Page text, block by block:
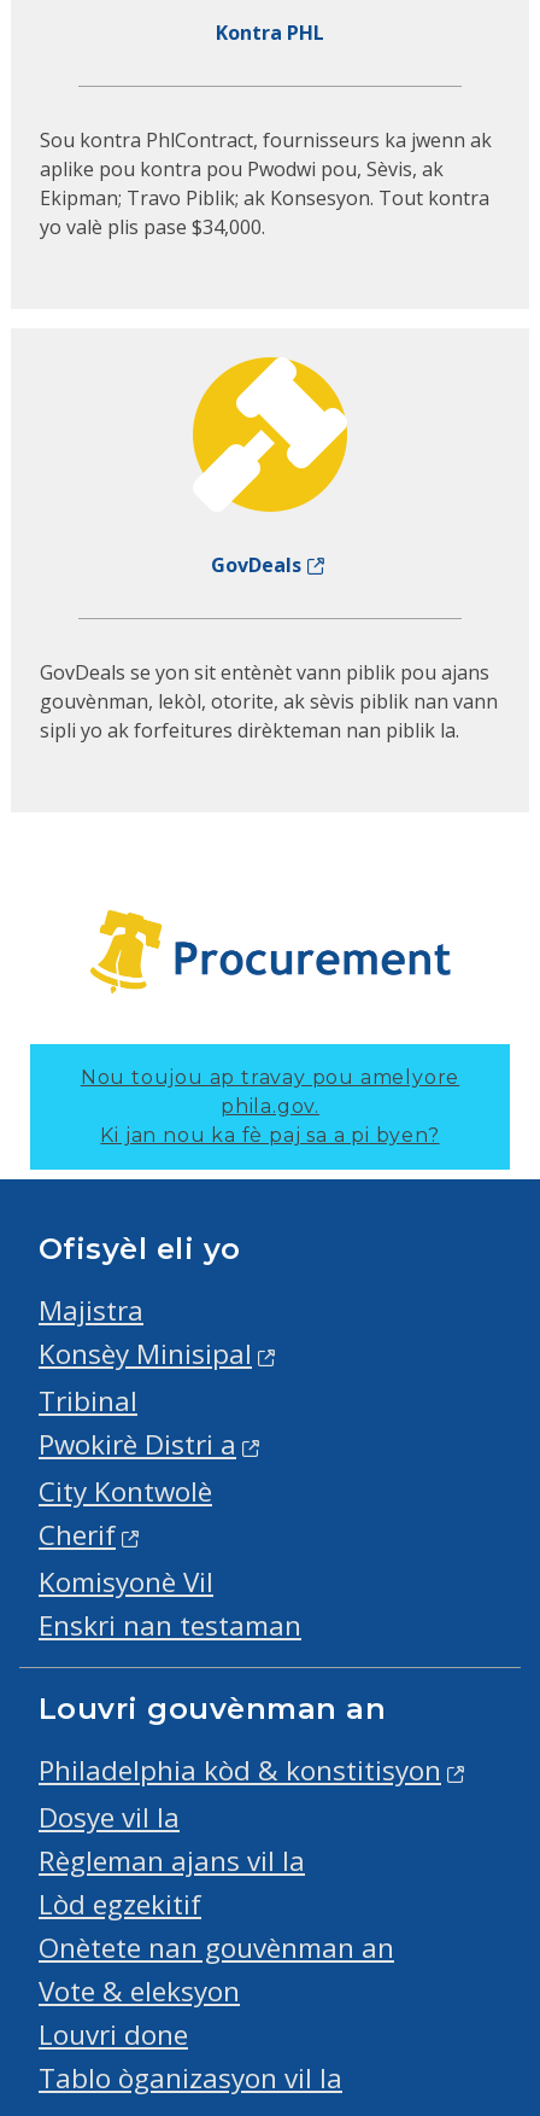
Kontra PHL
Sou kontra PhlContract, fournisseurs ka jwenn ak
aplike pou kontra pou Pwodwi pou, Sèvis, ak
Ekipman; Travo Piblik; ak Konsesyon. Tout kontra
yo valè plis pase $34,000.
GovDeals
GovDeals se yon sit entènèt vann piblik pou ajans
gouvènman, lekòl, otorite, ak sèvis piblik nan vann
sipli yo ak forfeitures dirèkteman nan piblik la.
Nou toujou ap travay pou amelyore
phila.gov.
Ki jan nou ka fè paj sa a pi byen?
Ofisyèl eli yo
Majistra
Konsèy Minisipal
Tribinal
Pwokirè Distri a
City Kontwolè
Cherif
Komisyonè Vil
Enskri nan testaman
Louvri gouvènman an
Philadelphia kòd & konstitisyon
Dosye vil la
Règleman ajans vil la
Lòd egzekitif
Onètete nan gouvènman an
Vote & eleksyon
Louvri done
Tablo òganizasyon vil la